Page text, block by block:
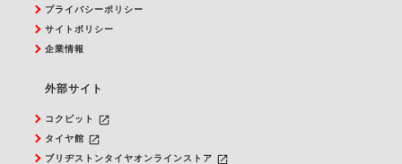
プライバシーポリシー
サイトポリシー
企業情報
外部サイト
コクピット launch
タイヤ館 launch
ブリヂストンタイヤオンラインストア launch